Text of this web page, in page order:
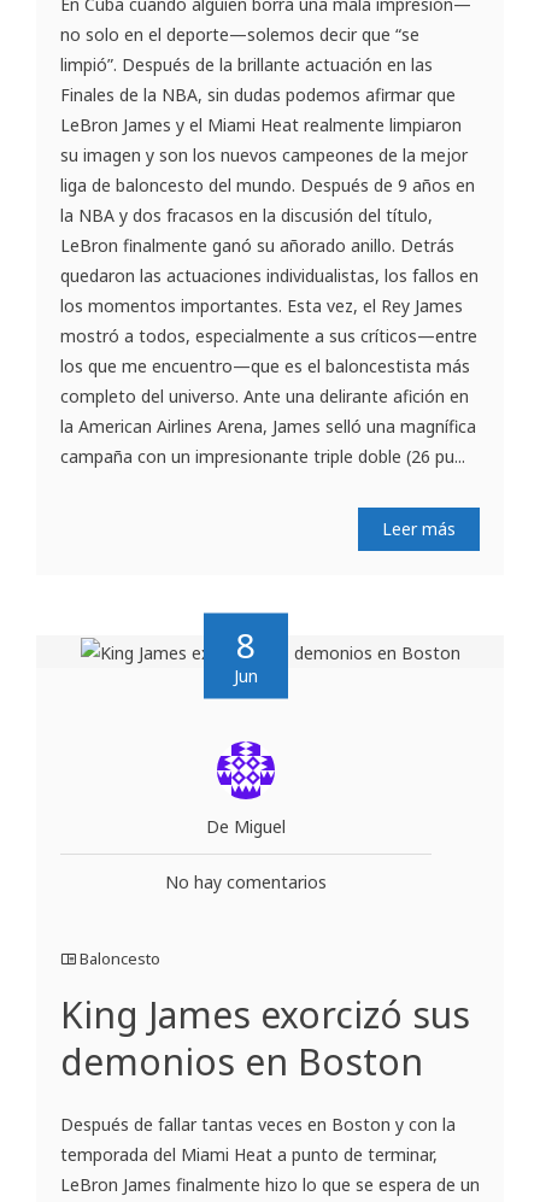
En Cuba cuando alguien borra una mala impresión—
no solo en el deporte—solemos decir que “se
limpió”. Después de la brillante actuación en las
Finales de la NBA, sin dudas podemos afirmar que
LeBron James y el Miami Heat realmente limpiaron
su imagen y son los nuevos campeones de la mejor
liga de baloncesto del mundo. Después de 9 años en
la NBA y dos fracasos en la discusión del título,
LeBron finalmente ganó su añorado anillo. Detrás
quedaron las actuaciones individualistas, los fallos en
los momentos importantes. Esta vez, el Rey James
mostró a todos, especialmente a sus críticos—entre
los que me encuentro—que es el baloncestista más
completo del universo. Ante una delirante afición en
la American Airlines Arena, James selló una magnífica
campaña con un impresionante triple doble (26 pu...
Leer más
8
Jun
De Miguel
No hay comentarios
Baloncesto
King James exorcizó sus
demonios en Boston
Después de fallar tantas veces en Boston y con la
temporada del Miami Heat a punto de terminar,
LeBron James finalmente hizo lo que se espera de un